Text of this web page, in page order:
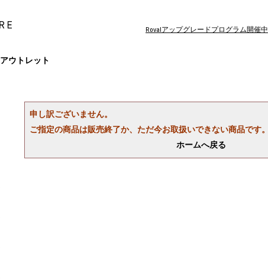
Rovalアップグレードプログラム開催中
アウトレット
申し訳ございません。
ご指定の商品は販売終了か、ただ今お取扱いできない商品です。
ホームへ戻る